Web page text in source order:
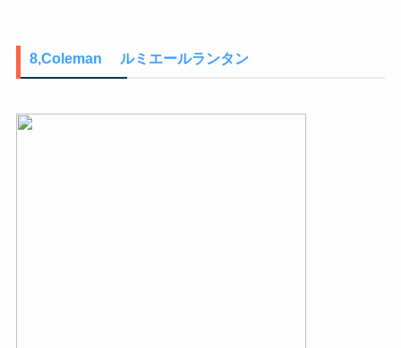
8,Coleman ルミエールランタン